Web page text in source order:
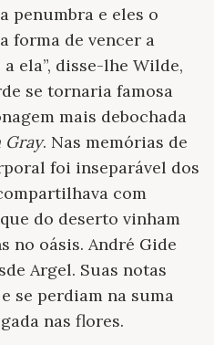
penumbra e eles o
forma de vencer a
ela”, disse-lhe Wilde,
se tornaria famosa
mais debochada
Gray. Nas memórias de
foi inseparável dos
com
do deserto vinham
no oásis. André Gide
Argel. Suas notas
se perdiam na suma
nas flores.